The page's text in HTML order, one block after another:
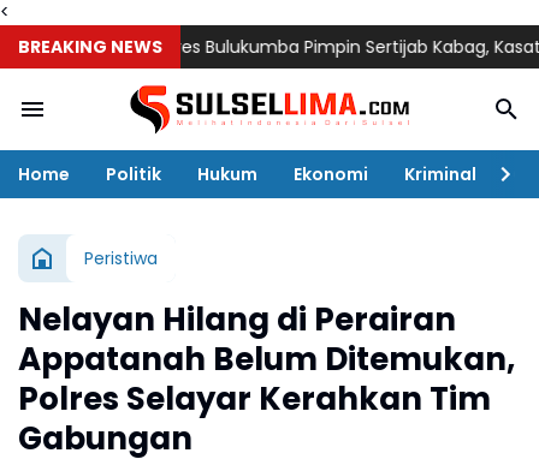
<
BREAKING NEWS
Kapolres Bulukumba Pimpin Sertijab Kabag, Kasat,
Home Politik Hukum Ekonomi Kriminal
Peristiwa
Nelayan Hilang di Perairan
Appatanah Belum Ditemukan,
Polres Selayar Kerahkan Tim
Gabungan